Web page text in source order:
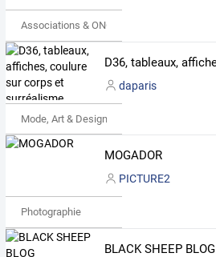
Associations & ONG
daparis
Mode, Art & Design
MOGADOR
PICTURE2
Photographie
BLACK SHEEP BLOG